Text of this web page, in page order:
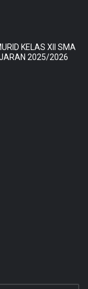
KELAS XII SMA
2025/2026